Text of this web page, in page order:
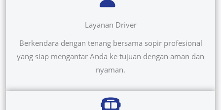
Layanan Driver
Berkendara dengan tenang bersama sopir profesional
yang siap mengantar Anda ke tujuan dengan aman dan
nyaman.